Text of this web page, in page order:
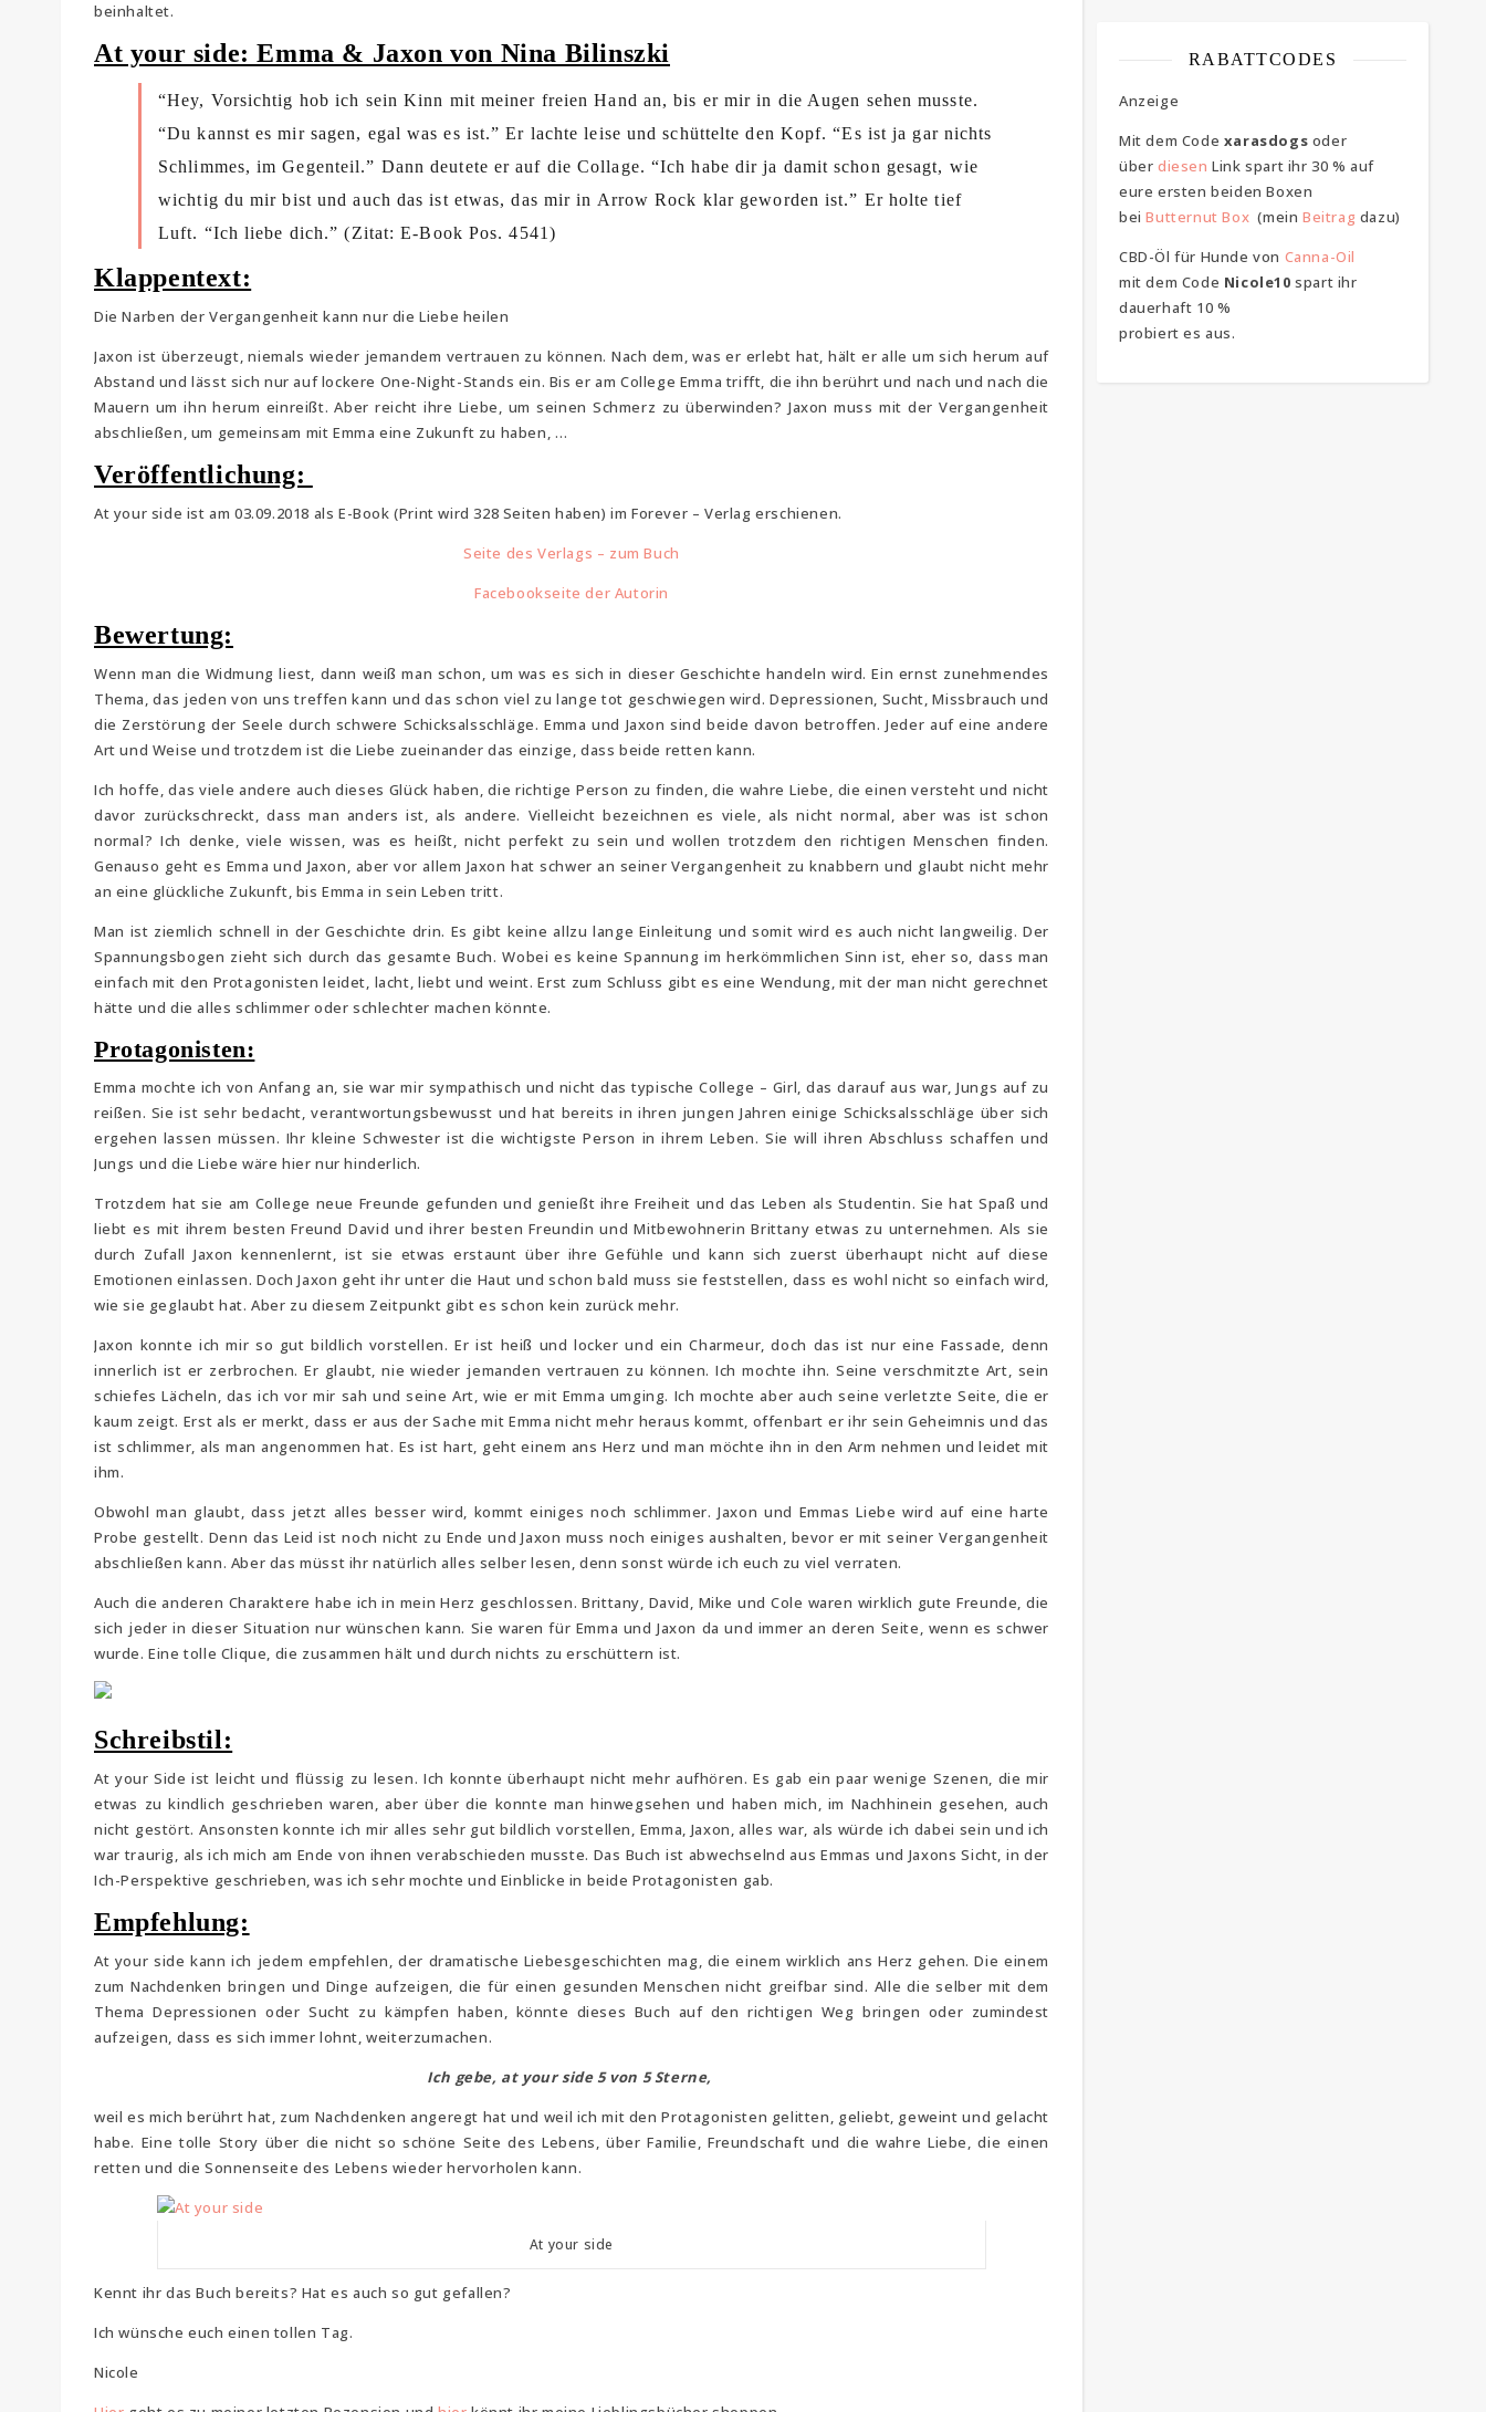
beinhaltet.
At your side: Emma & Jaxon von Nina Bilinszki
“Hey, Vorsichtig hob ich sein Kinn mit meiner freien Hand an, bis er mir in die Augen sehen musste.
“Du kannst es mir sagen, egal was es ist.” Er lachte leise und schüttelte den Kopf. “Es ist ja gar nichts
Schlimmes, im Gegenteil.” Dann deutete er auf die Collage. “Ich habe dir ja damit schon gesagt, wie
wichtig du mir bist und auch das ist etwas, das mir in Arrow Rock klar geworden ist.” Er holte tief
Luft. “Ich liebe dich.” (Zitat: E-Book Pos. 4541)
Klappentext:
Die Narben der Vergangenheit kann nur die Liebe heilen
Jaxon ist überzeugt, niemals wieder jemandem vertrauen zu können. Nach dem, was er erlebt hat, hält er alle um sich herum auf
Abstand und lässt sich nur auf lockere One-Night-Stands ein. Bis er am College Emma trifft, die ihn berührt und nach und nach die
Mauern um ihn herum einreißt. Aber reicht ihre Liebe, um seinen Schmerz zu überwinden? Jaxon muss mit der Vergangenheit
abschließen, um gemeinsam mit Emma eine Zukunft zu haben, …
Veröffentlichung:
At your side ist am 03.09.2018 als E-Book (Print wird 328 Seiten haben) im Forever – Verlag erschienen.
Seite des Verlags – zum Buch
Facebookseite der Autorin
Bewertung:
Wenn man die Widmung liest, dann weiß man schon, um was es sich in dieser Geschichte handeln wird. Ein ernst zunehmendes
Thema, das jeden von uns treffen kann und das schon viel zu lange tot geschwiegen wird. Depressionen, Sucht, Missbrauch und
die Zerstörung der Seele durch schwere Schicksalsschläge. Emma und Jaxon sind beide davon betroffen. Jeder auf eine andere
Art und Weise und trotzdem ist die Liebe zueinander das einzige, dass beide retten kann.
Ich hoffe, das viele andere auch dieses Glück haben, die richtige Person zu finden, die wahre Liebe, die einen versteht und nicht
davor zurückschreckt, dass man anders ist, als andere. Vielleicht bezeichnen es viele, als nicht normal, aber was ist schon
normal? Ich denke, viele wissen, was es heißt, nicht perfekt zu sein und wollen trotzdem den richtigen Menschen finden.
Genauso geht es Emma und Jaxon, aber vor allem Jaxon hat schwer an seiner Vergangenheit zu knabbern und glaubt nicht mehr
an eine glückliche Zukunft, bis Emma in sein Leben tritt.
Man ist ziemlich schnell in der Geschichte drin. Es gibt keine allzu lange Einleitung und somit wird es auch nicht langweilig. Der
Spannungsbogen zieht sich durch das gesamte Buch. Wobei es keine Spannung im herkömmlichen Sinn ist, eher so, dass man
einfach mit den Protagonisten leidet, lacht, liebt und weint. Erst zum Schluss gibt es eine Wendung, mit der man nicht gerechnet
hätte und die alles schlimmer oder schlechter machen könnte.
Protagonisten:
Emma mochte ich von Anfang an, sie war mir sympathisch und nicht das typische College – Girl, das darauf aus war, Jungs auf zu
reißen. Sie ist sehr bedacht, verantwortungsbewusst und hat bereits in ihren jungen Jahren einige Schicksalsschläge über sich
ergehen lassen müssen. Ihr kleine Schwester ist die wichtigste Person in ihrem Leben. Sie will ihren Abschluss schaffen und
Jungs und die Liebe wäre hier nur hinderlich.
Trotzdem hat sie am College neue Freunde gefunden und genießt ihre Freiheit und das Leben als Studentin. Sie hat Spaß und
liebt es mit ihrem besten Freund David und ihrer besten Freundin und Mitbewohnerin Brittany etwas zu unternehmen. Als sie
durch Zufall Jaxon kennenlernt, ist sie etwas erstaunt über ihre Gefühle und kann sich zuerst überhaupt nicht auf diese
Emotionen einlassen. Doch Jaxon geht ihr unter die Haut und schon bald muss sie feststellen, dass es wohl nicht so einfach wird,
wie sie geglaubt hat. Aber zu diesem Zeitpunkt gibt es schon kein zurück mehr.
Jaxon konnte ich mir so gut bildlich vorstellen. Er ist heiß und locker und ein Charmeur, doch das ist nur eine Fassade, denn
innerlich ist er zerbrochen. Er glaubt, nie wieder jemanden vertrauen zu können. Ich mochte ihn. Seine verschmitzte Art, sein
schiefes Lächeln, das ich vor mir sah und seine Art, wie er mit Emma umging. Ich mochte aber auch seine verletzte Seite, die er
kaum zeigt. Erst als er merkt, dass er aus der Sache mit Emma nicht mehr heraus kommt, offenbart er ihr sein Geheimnis und das
ist schlimmer, als man angenommen hat. Es ist hart, geht einem ans Herz und man möchte ihn in den Arm nehmen und leidet mit
ihm.
Obwohl man glaubt, dass jetzt alles besser wird, kommt einiges noch schlimmer. Jaxon und Emmas Liebe wird auf eine harte
Probe gestellt. Denn das Leid ist noch nicht zu Ende und Jaxon muss noch einiges aushalten, bevor er mit seiner Vergangenheit
abschließen kann. Aber das müsst ihr natürlich alles selber lesen, denn sonst würde ich euch zu viel verraten.
Auch die anderen Charaktere habe ich in mein Herz geschlossen. Brittany, David, Mike und Cole waren wirklich gute Freunde, die
sich jeder in dieser Situation nur wünschen kann. Sie waren für Emma und Jaxon da und immer an deren Seite, wenn es schwer
wurde. Eine tolle Clique, die zusammen hält und durch nichts zu erschüttern ist.
Schreibstil:
At your Side ist leicht und flüssig zu lesen. Ich konnte überhaupt nicht mehr aufhören. Es gab ein paar wenige Szenen, die mir
etwas zu kindlich geschrieben waren, aber über die konnte man hinwegsehen und haben mich, im Nachhinein gesehen, auch
nicht gestört. Ansonsten konnte ich mir alles sehr gut bildlich vorstellen, Emma, Jaxon, alles war, als würde ich dabei sein und ich
war traurig, als ich mich am Ende von ihnen verabschieden musste. Das Buch ist abwechselnd aus Emmas und Jaxons Sicht, in der
Ich-Perspektive geschrieben, was ich sehr mochte und Einblicke in beide Protagonisten gab.
Empfehlung:
At your side kann ich jedem empfehlen, der dramatische Liebesgeschichten mag, die einem wirklich ans Herz gehen. Die einem
zum Nachdenken bringen und Dinge aufzeigen, die für einen gesunden Menschen nicht greifbar sind. Alle die selber mit dem
Thema Depressionen oder Sucht zu kämpfen haben, könnte dieses Buch auf den richtigen Weg bringen oder zumindest
aufzeigen, dass es sich immer lohnt, weiterzumachen.
Ich gebe, at your side 5 von 5 Sterne,
weil es mich berührt hat, zum Nachdenken angeregt hat und weil ich mit den Protagonisten gelitten, geliebt, geweint und gelacht
habe. Eine tolle Story über die nicht so schöne Seite des Lebens, über Familie, Freundschaft und die wahre Liebe, die einen
retten und die Sonnenseite des Lebens wieder hervorholen kann.
At your side
Kennt ihr das Buch bereits? Hat es auch so gut gefallen?
Ich wünsche euch einen tollen Tag.
Nicole
RABATTCODES
Anzeige
Mit dem Code xarasdogs oder
über diesen Link spart ihr 30 % auf
eure ersten beiden Boxen
beiButternut Box (meinBeitrag dazu)
CBD-Öl für Hunde von Canna-Oil
mit dem Code Nicole10 spart ihr
dauerhaft 10 %
probiert es aus.